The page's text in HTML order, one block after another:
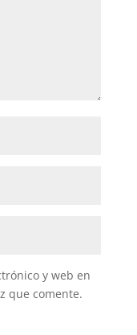
y web en
que comente.